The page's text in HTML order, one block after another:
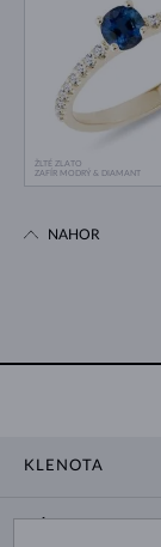
ŽLTÉ ZLATO
ZAFÍR MODRÝ & DIAMANT
NAHOR
KLENOTA